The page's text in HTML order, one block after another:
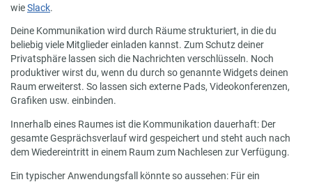
wieSlack.
Deine Kommunikation wird durch Räume strukturiert, in die du
beliebig viele Mitglieder einladen kannst. Zum Schutz deiner
Privatsphäre lassen sich die Nachrichten verschlüsseln. Noch
produktiver wirst du, wenn du durch so genannte Widgets deinen
Raum erweiterst. So lassen sich externe Pads, Videokonferenzen,
Grafiken usw. einbinden.
Innerhalb eines Raumes ist die Kommunikation dauerhaft: Der
gesamte Gesprächsverlauf wird gespeichert und steht auch nach
dem Wiedereintritt in einem Raum zum Nachlesen zur Verfügung.
Ein typischer Anwendungsfall könnte so aussehen: Für ein